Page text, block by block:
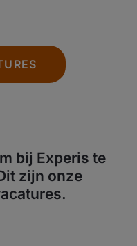
bij Experis te
zijn onze